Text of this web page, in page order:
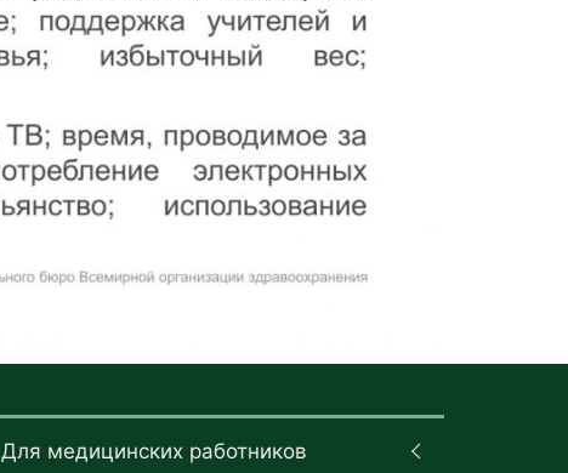
Для медицинских работников